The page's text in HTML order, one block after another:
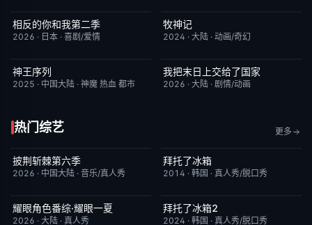
更新至第06集
相反的你和我第二季
2026 · 日本 · 喜剧/爱情
更新至第95集
牧神记
2024 · 大陆 · 动画/奇幻
更新至第202集
神王序列
2025 · 中国大陆 · 神魔 热血 都市
更新至第32集
我把末日上交给了国家
2026 · 大陆 · 剧情/动画
热门综艺 更多
昨日更新
披荆斩棘第六季
2026 · 中国大陆 · 音乐/真人秀
更新至第83集
拜托了冰箱
2014 · 韩国 · 真人秀/脱口秀
本周更新
耀眼角色番综·耀眼一夏
2026 · 大陆 · 真人秀
更新至第83期
拜托了冰箱2
2024 · 韩国 · 真人秀/脱口秀